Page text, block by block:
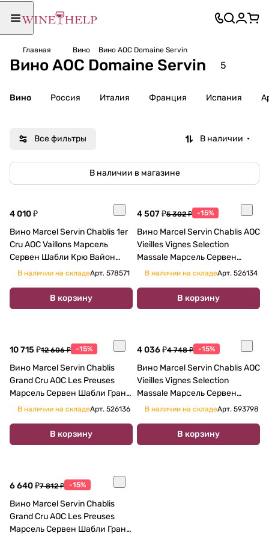
Главная Вино Вино AOC Domaine Servin
Вино AOC Domaine Servin 5
Вино Россия Италия Франция Испания
Все фильтры В наличии
В наличии в магазине
4 010 ₽
Вино Marcel Servin Chablis 1er
Cru AOС Vaillons Марсель
Сервен Шабли Крю Вайон
АОС 2018 750 мл
В наличии на складеАрт. 578571
В корзину
4 507 ₽5 302 ₽ -15%
Вино Marcel Servin Chablis AOC
Vieilles Vignes Selection
Massale Марсель Сервен
Шабли АОС Вьей Винь
В наличии на складеАрт. 526134
В корзину
10 715 ₽12 606 ₽ -15%
Вино Marcel Servin Chablis
Grand Cru AOC Les Preuses
Марсель Сервен Шабли Гран
Крю Ле Прёз 2015 750 мл
В наличии на складеАрт. 526136
В корзину
4 036 ₽4 748 ₽ -15%
Вино Marcel Servin Chablis AOC
Vieilles Vignes Selection
Massale Марсель Сервен
Шабли АОС Вьей Винь
В наличии на складеАрт. 593798
В корзину
6 640 ₽7 812 ₽ -15%
Вино Marcel Servin Chablis
Grand Cru AOC Les Preuses
Марсель Сервен Шабли Гран